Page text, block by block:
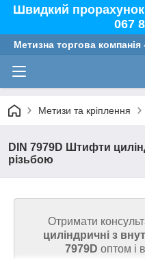
Швидкий прорахунок
067
Метизна торгова
Метизи та кріплення
DIN 7979D Штифти
різьбою
Отримати
циліндричні з
7979D оптом і